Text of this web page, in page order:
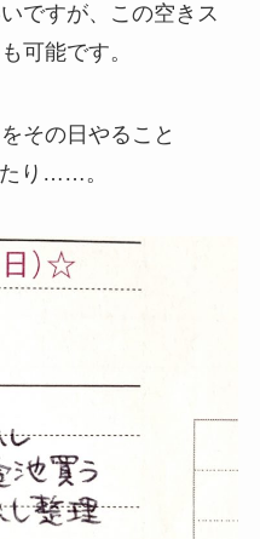
ですが、この空きス
可能です。
その日やること
たり……。